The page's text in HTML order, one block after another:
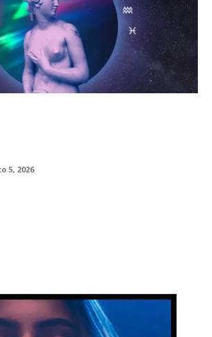
5, 2026